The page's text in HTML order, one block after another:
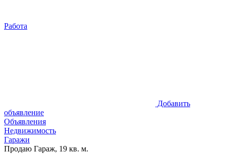
Работа
Добавить
объявление
Объявления
Недвижимость
Гаражи
Продаю Гараж, 19 кв. м.